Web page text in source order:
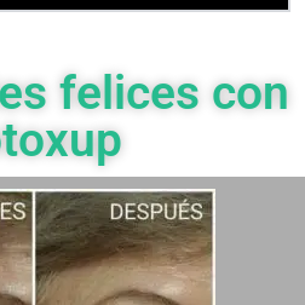
felices con